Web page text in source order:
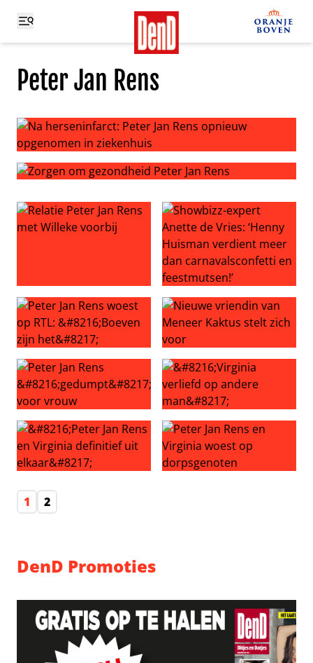
Peter Jan Rens
Na herseninfarct: Peter Jan Rens opnieuw opgenomen
Relatie Peter Jan Rens met Willeke voorbij
Showbizz-expert Anette de
Peter Jan Rens woest op RTL: ‘Boeven zijn het’
Nieuwe vriendin van
Peter Jan Rens ‘gedumpt’ voor vrouw‘Virginia verliefd op andere
1
2
DenD Promoties